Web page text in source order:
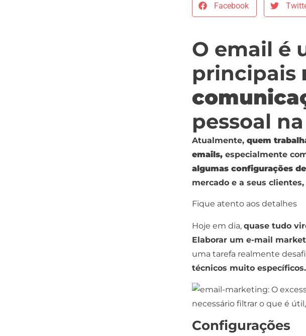
Facebook
O email é
principais
pessoal
Atualmente, quem
emails, especialmente
algumas configurações
mercado e a seus clientes,
Fique atento aos detalhes
Hoje em dia, quase tudo
Elaborar um e-mail
uma tarefa realmente
técnicos muito específicos.
Configurações